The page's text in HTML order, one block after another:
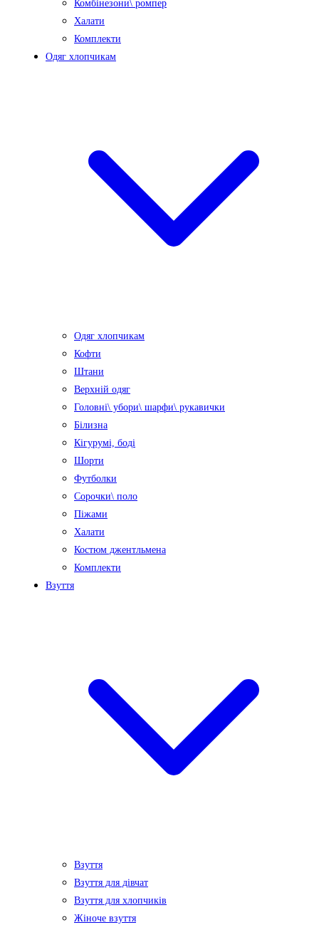
Комбінезони\ ромпер
Халати
Комплекти
Одяг хлопчикам
Одяг хлопчикам
Кофти
Штани
Верхній одяг
Головні\ убори\ шарфи\ рукавички
Білизна
Кігурумі, боді
Шорти
Футболки
Сорочки\ поло
Піжами
Халати
Костюм джентльмена
Комплекти
Взуття
Взуття
Взуття для дівчат
Взуття для хлопчиків
Жіноче взуття